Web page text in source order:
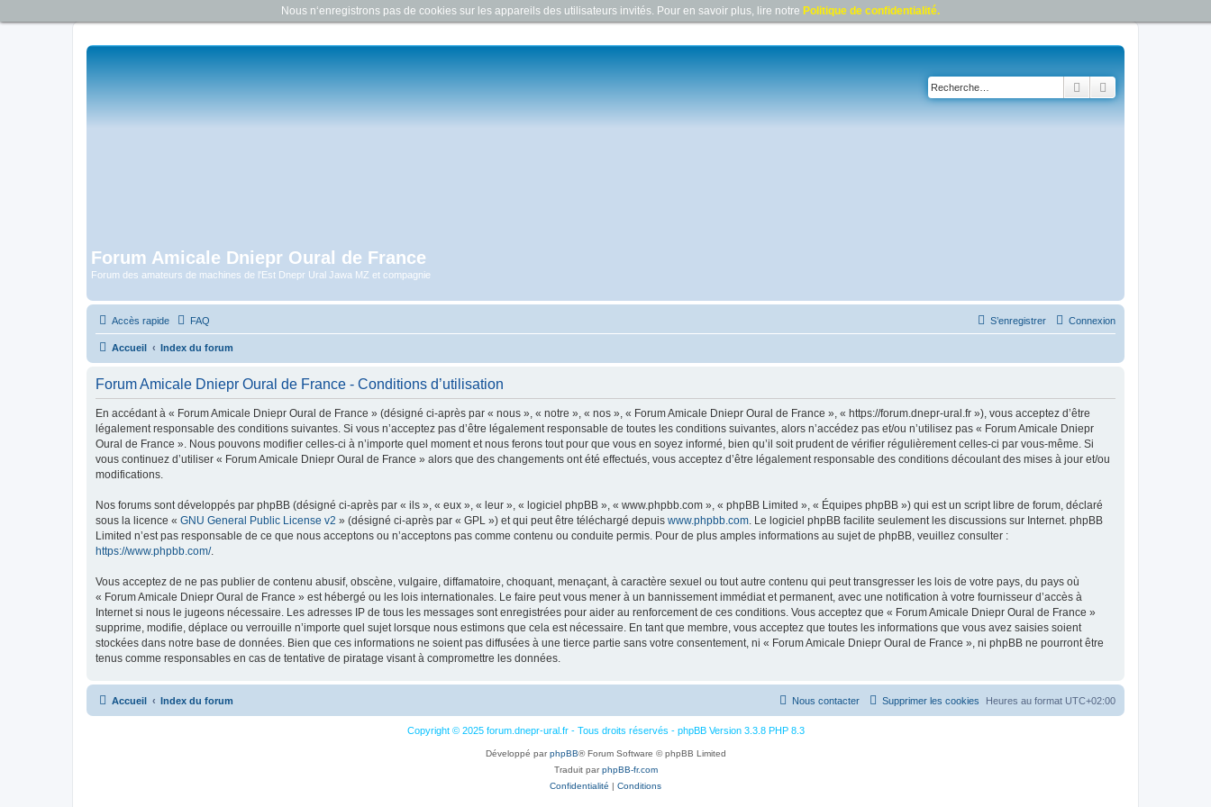
Nous n‘enregistrons pas de cookies sur les appareils des utilisateurs invités. Pour en savoir plus, lire notre Politique de confidentialité.
Forum Amicale Dniepr Oural de France
Forum des amateurs de machines de l'Est Dnepr Ural Jawa MZ et compagnie
Rechercher
Accès rapide FAQ Connexion
S’enregistrer
Accueil Index du forum
Forum Amicale Dniepr Oural de France - Conditions d’utilisation
En accédant à « Forum Amicale Dniepr Oural de France » (désigné ci-après par « nous », « notre », « nos », « Forum Amicale Dniepr Oural de France », « https://forum.dnepr-ural.fr »), vous acceptez d’être
légalement responsable des conditions suivantes. Si vous n’acceptez pas d’être légalement responsable de toutes les conditions suivantes, alors n’accédez pas et/ou n’utilisez pas « Forum Amicale Dniepr
Oural de France ». Nous pouvons modifier celles-ci à n’importe quel moment et nous ferons tout pour que vous en soyez informé, bien qu’il soit prudent de vérifier régulièrement celles-ci par vous-même. Si
vous continuez d’utiliser « Forum Amicale Dniepr Oural de France » alors que des changements ont été effectués, vous acceptez d’être légalement responsable des conditions découlant des mises à jour et/ou
modifications.
Nos forums sont développés par phpBB (désigné ci-après par « ils », « eux », « leur », « logiciel phpBB », « www.phpbb.com », « phpBB Limited », « Équipes phpBB ») qui est un script libre de forum, déclaré
sous la licence « GNU General Public License v2 » (désigné ci-après par « GPL ») et qui peut être téléchargé depuis www.phpbb.com . Le logiciel phpBB facilite seulement les discussions sur Internet. phpBB
Limited n’est pas responsable de ce que nous acceptons ou n’acceptons pas comme contenu ou conduite permis. Pour de plus amples informations au sujet de phpBB, veuillez consulter :
https://www.phpbb.com/.
Vous acceptez de ne pas publier de contenu abusif, obscène, vulgaire, diffamatoire, choquant, menaçant, à caractère sexuel ou tout autre contenu qui peut transgresser les lois de votre pays, du pays où
« Forum Amicale Dniepr Oural de France » est hébergé ou les lois internationales. Le faire peut vous mener à un bannissement immédiat et permanent, avec une notification à votre fournisseur d’accès à
Internet si nous le jugeons nécessaire. Les adresses IP de tous les messages sont enregistrées pour aider au renforcement de ces conditions. Vous acceptez que « Forum Amicale Dniepr Oural de France »
supprime, modifie, déplace ou verrouille n’importe quel sujet lorsque nous estimons que cela est nécessaire. En tant que membre, vous acceptez que toutes les informations que vous avez saisies soient
stockées dans notre base de données. Bien que ces informations ne soient pas diffusées à une tierce partie sans votre consentement, ni « Forum Amicale Dniepr Oural de France », ni phpBB ne pourront être
tenus comme responsables en cas de tentative de piratage visant à compromettre les données.
Accueil Index du forum Heures au format UTC+02:00
Supprimer les cookies
Nous contacter
Copyright © 2025 forum.dnepr-ural.fr - Tous droits réservés - phpBB Version 3.3.8 PHP 8.3
Développé parphpBB® Forum Software © phpBB Limited
Traduit parphpBB-fr.com
Confidentialité | Conditions